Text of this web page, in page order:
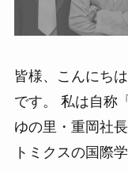
皆様、こんにち
です。 私は自称
ゆの里・重岡社
トミクスの国際